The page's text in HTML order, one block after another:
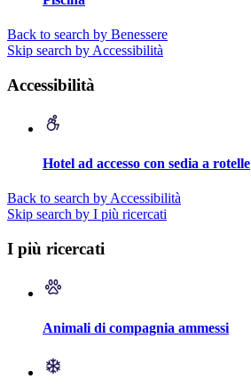
Back to search by Benessere
Skip search by Accessibilità
Accessibilità
Hotel ad accesso con sedia a rotelle
Back to search by Accessibilità
Skip search by I più ricercati
I più ricercati
Animali di compagnia ammessi